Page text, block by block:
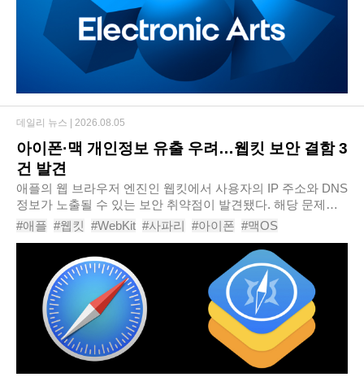
아이폰·맥 개인정보 유출 우려…웹킷 보안 결함 3
건 발견
애플의 웹 브라우저 엔진인 웹킷에서 사용자의 IP 주소와 DNS
정보가 노출될 수 있는 보안 취약점이 발견됐다. 해당 문제는
프록시 서버나 아이클라우드 프라이빗 릴레이를 사용하더라
#애플 #웹킷 #WebKit #사파리 #아이폰 #맥OS
#보안취약점 #프라이빗릴레이
데일리 뉴스 | 2026.08.05